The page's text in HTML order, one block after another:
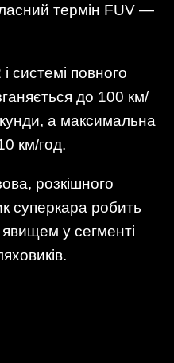
термін FUV —
системі повного
до 100 км/
а максимальна
км/год.
розкішного
суперкара робить
у сегменті